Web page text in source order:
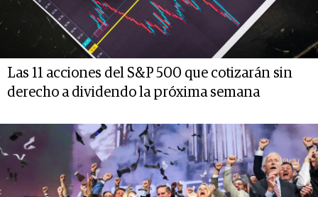
Las 11 acciones del S&P 500 que cotizarán sin
derecho a dividendo la próxima semana